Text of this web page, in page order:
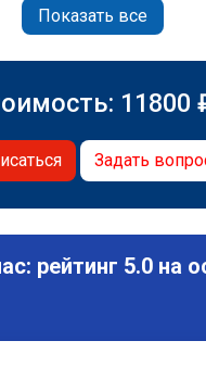
Показать все
11800
Задать
рейтинг 5.0 на